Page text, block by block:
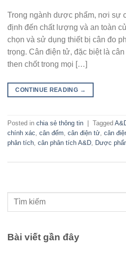
Trong ngành dược phẩm, nơi sự
định đến chất lượng và an toàn
chọn và sử dụng thiết bị cân đo
trọng. Cân điện tử, đặc biệt là
then chốt trong mọi […]
CONTINUE READING →
Posted in chia sẻ thông tin Tagged
chính xác cân đếm cân điện tử cân
phân tích cân phân tích A&D Dược
Tìm kiếm
Bài viết gần đây